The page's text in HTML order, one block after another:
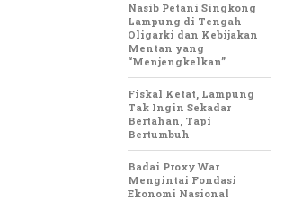
Nasib Petani Singkong
Lampung di Tengah
Oligarki dan Kebijakan
Mentan yang
“Menjengkelkan”
Fiskal Ketat, Lampung
Tak Ingin Sekadar
Bertahan, Tapi
Bertumbuh
Badai Proxy War
Mengintai Fondasi
Ekonomi Nasional